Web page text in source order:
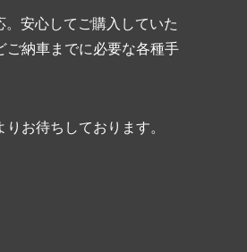
安心してご購入していた
ご納車までに必要な各種手
お待ちしております。